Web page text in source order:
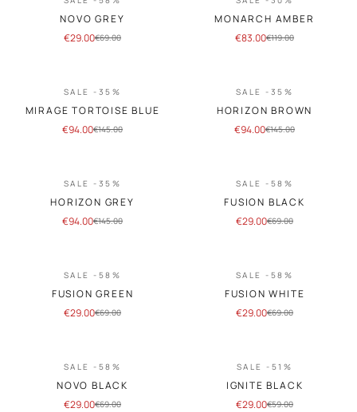
NOVO GREY
€29.00€69.00
MONARCH AMBER
€83.00€119.00
SALE -35%
MIRAGE TORTOISE BLUE
€94.00€145.00
SALE -35%
HORIZON BROWN
€94.00€145.00
SALE -35%
HORIZON GREY
€94.00€145.00
SALE -58%
FUSION BLACK
€29.00€69.00
SALE -58%
FUSION GREEN
€29.00€69.00
SALE -58%
FUSION WHITE
€29.00€69.00
SALE -58%
NOVO BLACK
€29.00€69.00
SALE -51%
IGNITE BLACK
€29.00€59.00